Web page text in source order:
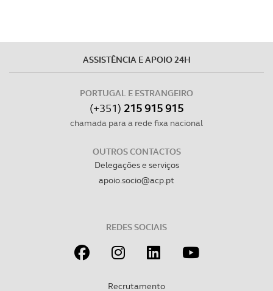
ASSISTÊNCIA E APOIO 24H
PORTUGAL E ESTRANGEIRO
(+351) 215 915 915
chamada para a rede fixa nacional
OUTROS CONTACTOS
Delegações e serviços
apoio.socio@acp.pt
REDES SOCIAIS
Recrutamento